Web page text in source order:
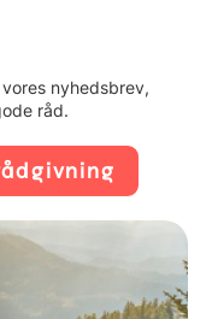
nyhedsbrev,
råd.